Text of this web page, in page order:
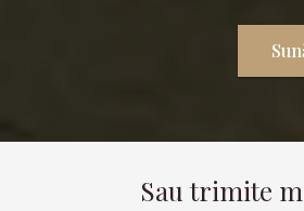
Sau trimite